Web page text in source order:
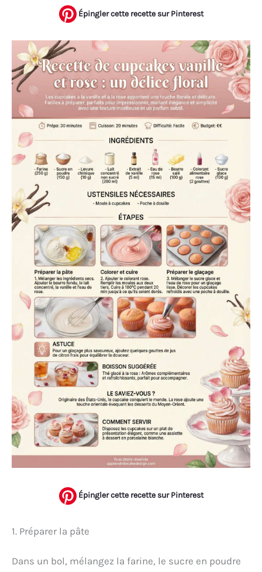
Épingler cette recette sur Pinterest
Épingler cette recette sur Pinterest
1. Préparer la pâte
Dans un bol, mélangez la farine, le sucre en poudre